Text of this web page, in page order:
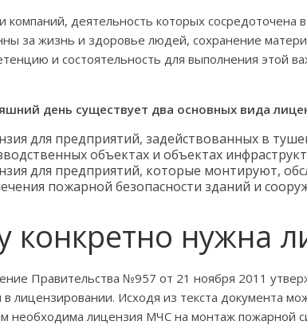
компаний, деятельность которых сосредоточена
за жизнь и здоровье людей, сохранение
и состоятельность для выполнения этой
день существует два основных вида
для предприятий, задействованных в
объектах и объектах
для предприятий, которые монтируют,
пожарной безопасности зданий и
конкретно нужна
Правительства №957 от 21 ноября 2011
лицензировании. Исходя из текста документа
необходима лицензия МЧС на монтаж пожарной